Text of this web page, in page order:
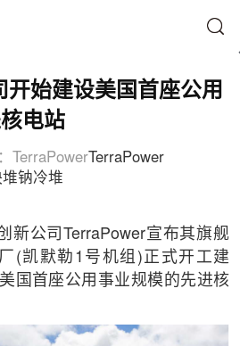
始建设美国首座公用
电站
TerraPowerTerraPower
钠冷堆
新公司TerraPower宣布其旗舰
(凯默勒1号机组)正式开工建
国首座公用事业规模的先进核